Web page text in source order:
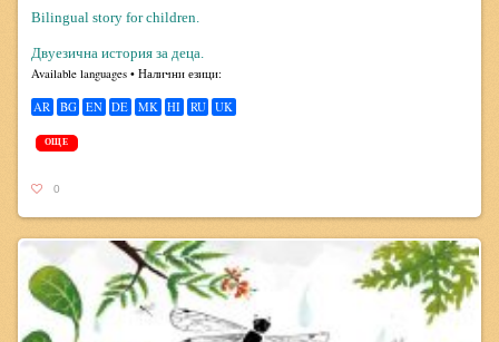
Bilingual story for children.
Двуезична история за деца.
Avail­able lan­guages • Налични езици:
AR BG EN DE MK HI RU UK
ОЩЕ
0